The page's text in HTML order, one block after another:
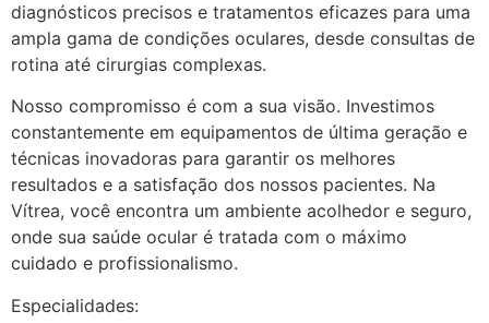
diagnósticos precisos e tratamentos eficazes para uma
ampla gama de condições oculares, desde consultas de
rotina até cirurgias complexas.
Nosso compromisso é com a sua visão. Investimos
constantemente em equipamentos de última geração e
técnicas inovadoras para garantir os melhores
resultados e a satisfação dos nossos pacientes. Na
Vítrea, você encontra um ambiente acolhedor e seguro,
onde sua saúde ocular é tratada com o máximo
cuidado e profissionalismo.
Especialidades: